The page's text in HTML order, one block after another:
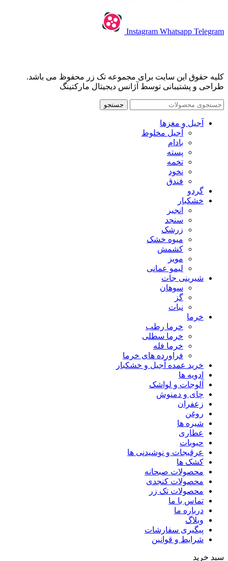
Instagram Whatsapp Telegram
کلیه حقوق این سایت برای مجموعه تک زر محفوظ می باشد.
طراحی و پشتیبانی توسط آژانس دیجیتال مارکتینگ
جستجو
آجیل و مغزها
آجیل مخلوط
بادام
پسته
تخمه
نخود
فندق
گردو
خشکبار
انجیر
سنجد
زرشک
میوه خشک
کشمش
مویز
لیمو عمانی
شیرینی جات
سوهان
گز
نبات
خرما
خرما رطب
خرما سطلی
خرما فله
فراورده های خرما
خرید عمده آجیل و خشکبار
ادویه ها
آلوجات و لواشک
چای و دمنوش
زعفران
روغن
شیره ها
عطاری
حبوبات
عرقیجات و نوشیدنی ها
کشک ها
محصولات صبحانه
محصولات کنجدی
محصولات تک زر
تماس با ما
درباره ما
وبلاگ
پیگیری سفارشات
شرایط و قوانین
سبد خرید